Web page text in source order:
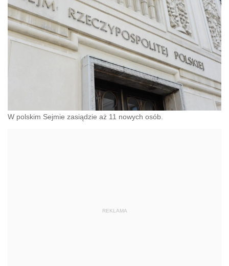
W polskim Sejmie zasiądzie aż 11 nowych osób.